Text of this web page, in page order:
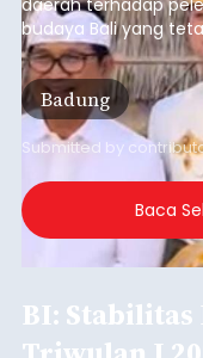
budaya Bali yang
desa adat.
Badung
Submitted by
Baca
BI: Stabilitas